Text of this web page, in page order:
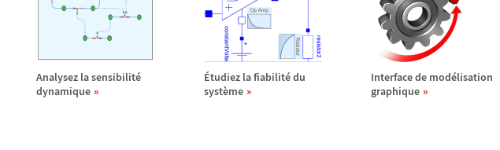
Analysez la sensibilité
dynamique
Étudiez la fiabilitédu
système
Interface de modélisation
graphique